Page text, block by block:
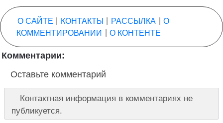
О САЙТЕ КОНТАКТЫ РАССЫЛКА
О
КОММЕНТИРОВАНИИ
О КОНТЕНТЕ
Комментарии:
Оставьте комментарий
Контактная информация в комментариях не
публикуется.